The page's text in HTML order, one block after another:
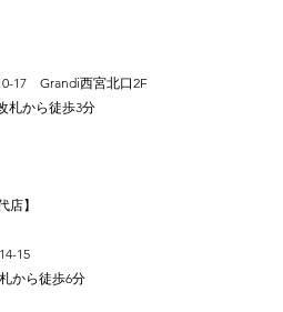
17　Grandi西宮北口2F
札から徒歩3分
店】
15
から徒歩6分